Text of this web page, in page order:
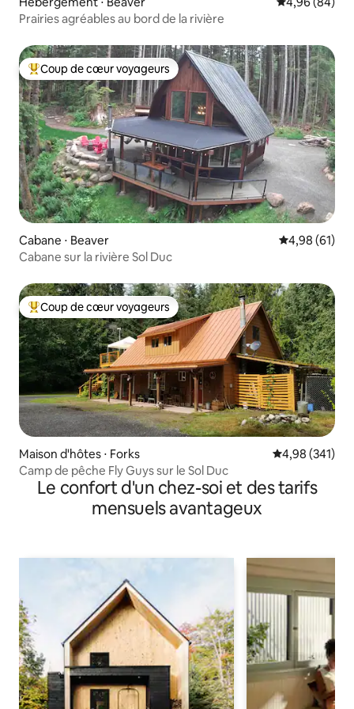
Prairies agréables au bord de la rivière
Coups de cœur voyageurs les plus appréciés
Coup de cœur voyageurs
Cabane ⋅ Beaver Évaluation
4,98 (61)
Cabane sur la rivière Sol Duc
Coups de cœur voyageurs les plus appréciés
Coup de cœur voyageurs
Maison d'hôtes ⋅ Forks Évaluation
4,98 (341)
Camp de pêche Fly Guys sur le Sol Duc
Le confort d'un chez-soi et des tarifs
mensuels avantageux